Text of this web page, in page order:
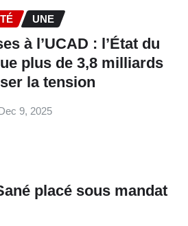
UNE
à l’UCAD : l’État du
plus de 3,8 milliards
la tension
9, 2025
placé sous mandat